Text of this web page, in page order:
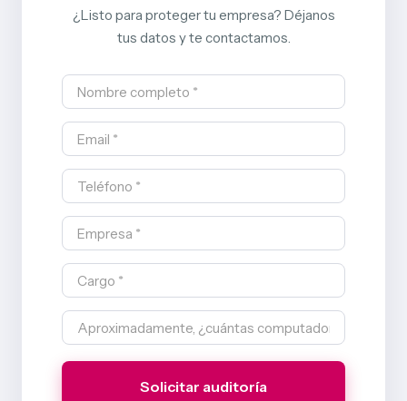
¿Listo para proteger tu empresa? Déjanos
tus datos y te contactamos.